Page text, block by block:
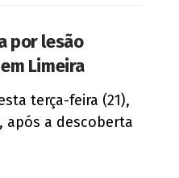
por lesão
Limeira
terça-feira (21),
após a descoberta